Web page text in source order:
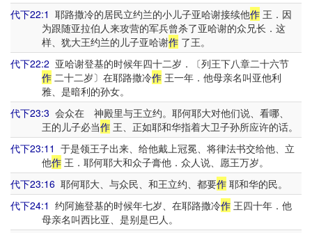
代下22:1 耶路撒冷的居民立约兰的小儿子亚哈谢接续他作 王．因
为跟随亚拉伯人来攻营的军兵曾杀了亚哈谢的众兄长．这
样、犹大王约兰的儿子亚哈谢作了王。
代下22:2 亚哈谢登基的时候年四十二岁．〔列王下八章二十六节
作二十二岁〕在耶路撒冷作王一年．他母亲名叫亚他利
雅、是暗利的孙女。
代下23:3 会众在 神殿里与王立约。耶何耶大对他们说、看哪、
王的儿子必当作王、正如耶和华指着大卫子孙所应许的话。
代下23:11 于是领王子出来、给他戴上冠冕、将律法书交给他、立
他作王．耶何耶大和众子膏他．众人说、愿王万岁。
代下23:16 耶何耶大、与众民、和王立约、都要作 耶和华的民。
代下24:1 约阿施登基的时候年七岁、在耶路撒冷作 王四十年．他
母亲名叫西比亚、是别是巴人。